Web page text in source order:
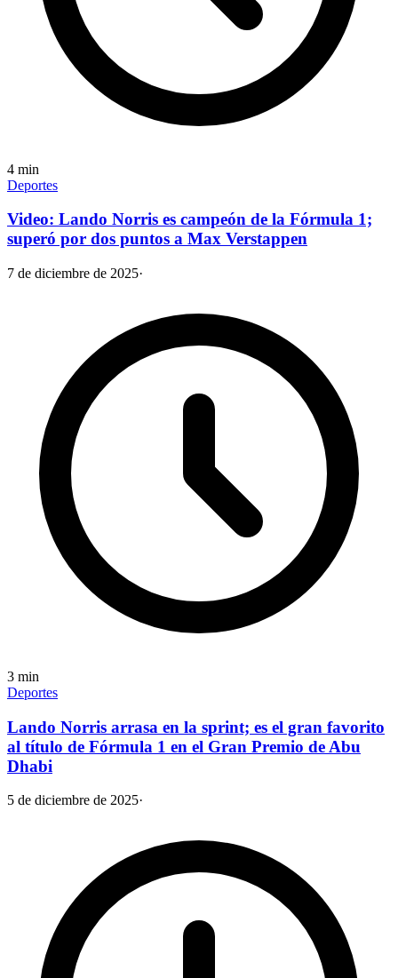
4 min
Deportes
Video: Lando Norris es campeón de la Fórmula 1;
superó por dos puntos a Max Verstappen
7 de diciembre de 2025·
3 min
Deportes
Lando Norris arrasa en la sprint; es el gran favorito
al título de Fórmula 1 en el Gran Premio de Abu
Dhabi
5 de diciembre de 2025·